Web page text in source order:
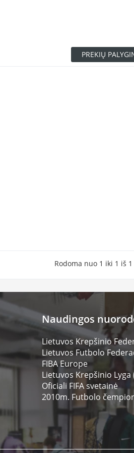
PREKIŲ
Rodoma nuo 1 iki 1 iš
Naudingos
Lietuvos Krepšinio
Lietuvos Futbolo
FIBA Europe
Lietuvos Krepšinio Lyga
Oficiali FIFA svetainė
2010m. Futbolo